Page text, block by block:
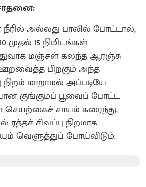
அல்லது பாலில் போட்டால்,
முதல் 15 நிமிடங்கள்
மஞ்சள் கலந்த ஆரஞ்சு
ஊறவைத்த பிறகும் அந்த
மாறாமல் அப்படியே
குங்குமப் பூவைப் போட்ட
சாயம் கரைந்து,
சிவப்பு நிறமாக
வெளுத்துப் போய்விடும்.